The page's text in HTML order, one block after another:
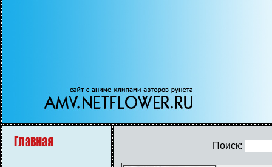
Поиск: